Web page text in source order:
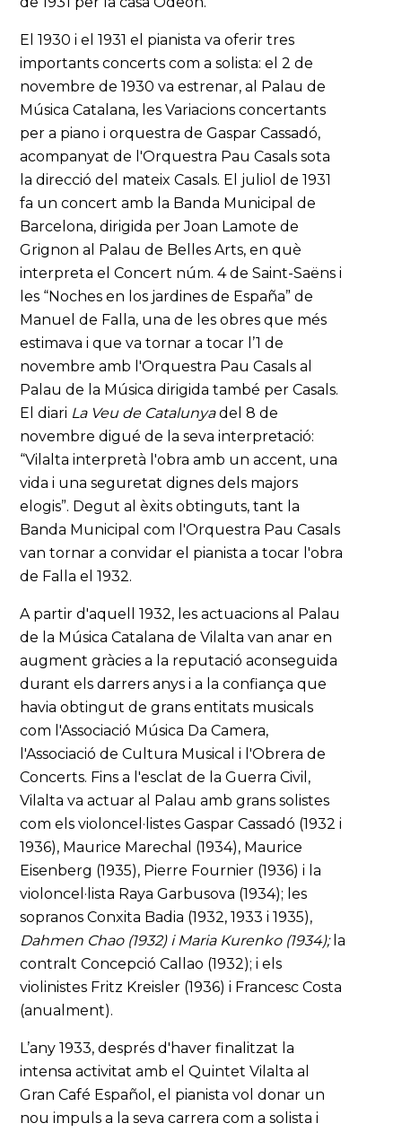
El 1930 i el 1931 el pianista va oferir tres
importants concerts com a solista: el 2 de
novembre de 1930 va estrenar, al Palau de
Música Catalana, les Variacions concertants
per a piano i orquestra de Gaspar Cassadó,
acompanyat de l'Orquestra Pau Casals sota
la direcció del mateix Casals. El juliol de 1931
fa un concert amb la Banda Municipal de
Barcelona, dirigida per Joan Lamote de
Grignon al Palau de Belles Arts, en què
interpreta el Concert núm. 4 de Saint-Saëns i
les “Noches en los jardines de España” de
Manuel de Falla, una de les obres que més
estimava i que va tornar a tocar l’1 de
novembre amb l'Orquestra Pau Casals al
Palau de la Música dirigida també per Casals.
El diari La Veu de Catalunyadel 8 de
novembre digué de la seva interpretació:
“Vilalta interpretà l'obra amb un accent, una
vida i una seguretat dignes dels majors
elogis”. Degut al èxits obtinguts, tant la
Banda Municipal com l'Orquestra Pau Casals
van tornar a convidar el pianista a tocar l'obra
de Falla el 1932.
A partir d'aquell 1932, les actuacions al Palau
de la Música Catalana de Vilalta van anar en
augment gràcies a la reputació aconseguida
durant els darrers anys i a la confiança que
havia obtingut de grans entitats musicals
com l'Associació Música Da Camera,
l'Associació de Cultura Musical i l'Obrera de
Concerts. Fins a l'esclat de la Guerra Civil,
Vilalta va actuar al Palau amb grans solistes
com els violoncel·listes Gaspar Cassadó (1932 i
1936), Maurice Marechal (1934), Maurice
Eisenberg (1935), Pierre Fournier (1936) i la
violoncel·lista Raya Garbusova (1934); les
sopranos Conxita Badia (1932, 1933 i 1935),
Dahmen Chao (1932) i Maria Kurenko (1934); la
contralt Concepció Callao (1932); i els
violinistes Fritz Kreisler (1936) i Francesc Costa
(anualment).
L’any 1933, després d'haver finalitzat la
intensa activitat amb el Quintet Vilalta al
Gran Café Español, el pianista vol donar un
nou impuls a la seva carrera com a solista i